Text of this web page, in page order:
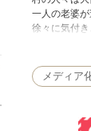
一人の老婆
徐々に気付
次々と起き
驚愕・戦慄
メディア